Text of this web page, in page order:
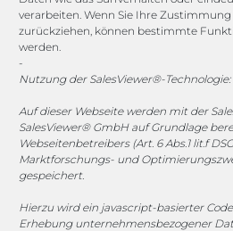
verarbeiten. Wenn Sie Ihre
zurückziehen, können bestimmte
werden.
-
Nutzung der SalesViewer®-Technologie:
Auf dieser Webseite werden mit der
SalesViewer® GmbH auf Grundlage
Webseitenbetreibers (Art. 6 Abs.1 lit.f
Marktforschungs- und
gespeichert.
Hierzu wird ein javascript-basierter
Erhebung unternehmensbezogener
Mo. - Do. 08:00 - 17:00 Uhr
Fr. 08:00 - 15:00 Uhr
Sponsoring
1. FC Monheim